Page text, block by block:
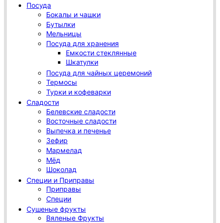
Посуда
Бокалы и чашки
Бутылки
Мельницы
Посуда для хранения
Емкости стеклянные
Шкатулки
Посуда для чайных церемоний
Термосы
Турки и кофеварки
Сладости
Белевские сладости
Восточные сладости
Выпечка и печенье
Зефир
Мармелад
Мёд
Шоколад
Специи и Приправы
Приправы
Специи
Сушеные фрукты
Вяленые Фрукты